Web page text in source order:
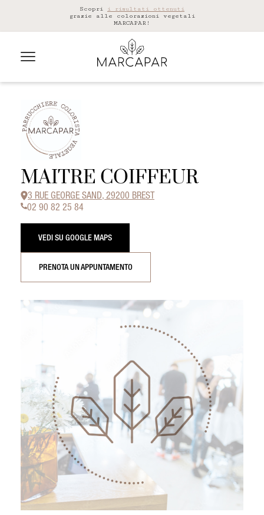
Scopri i risultati ottenuti
grazie alle colorazioni vegetali
MARCAPAR!
MAITRE COIFFEUR
3 RUE GEORGE SAND, 29200 BREST
02 90 82 25 84
VEDI SU GOOGLE MAPS
PRENOTA UN APPUNTAMENTO